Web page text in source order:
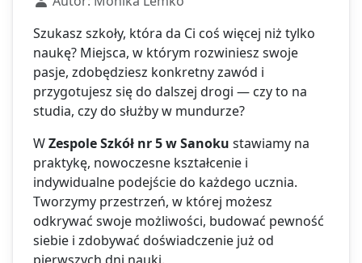
Szukasz szkoły, która da Ci coś więcej niż tylko
naukę? Miejsca, w którym rozwiniesz swoje
pasje, zdobędziesz konkretny zawód i
przygotujesz się do dalszej drogi — czy to na
studia, czy do służby w mundurze?
WZespole Szkół nr 5 w Sanoku stawiamy na
praktykę, nowoczesne kształcenie i
indywidualne podejście do każdego ucznia.
Tworzymy przestrzeń, w której możesz
odkrywać swoje możliwości, budować pewność
siebie i zdobywać doświadczenie już od